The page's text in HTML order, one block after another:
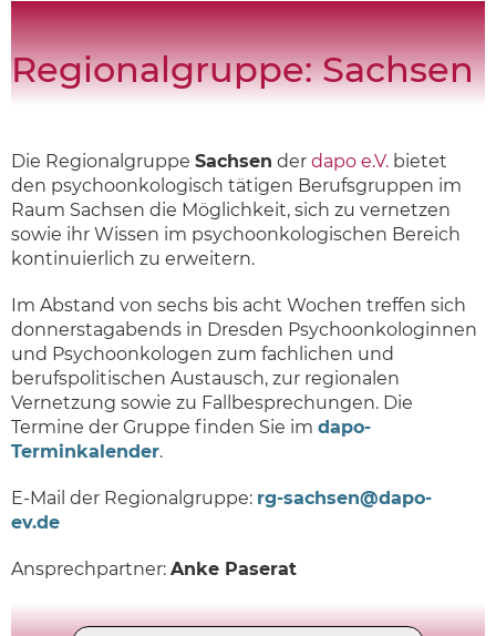
Regionalgruppe: Sachsen
Die Regionalgruppe Sachsen der dapo e.V. bietet
den psychoonkologisch tätigen Berufsgruppen im
Raum Sachsen die Möglichkeit, sich zu vernetzen
sowie ihr Wissen im psychoonkologischen Bereich
kontinuierlich zu erweitern.
Im Abstand von sechs bis acht Wochen treffen sich
donnerstagabends in Dresden Psychoonkologinnen
und Psychoonkologen zum fachlichen und
berufspolitischen Austausch, zur regionalen
Vernetzung sowie zu Fallbesprechungen. Die
Termine der Gruppe finden Sie im dapo-
Terminkalender.
E-Mail der Regionalgruppe: rg-sachsen@dapo-
ev.de
Ansprechpartner: Anke Paserat